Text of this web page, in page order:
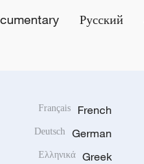
Русский
French
Français
German
Deutsch
Greek
Ελληνικά